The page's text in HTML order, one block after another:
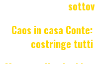
Caos in casa
costringe tutti